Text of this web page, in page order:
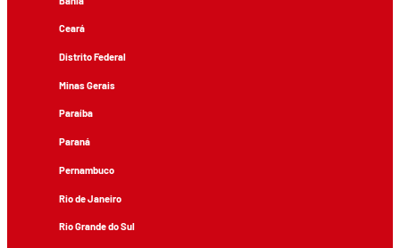
Ceará
Distrito Federal
Minas Gerais
Paraíba
Paraná
Pernambuco
Rio de Janeiro
Rio Grande do Sul